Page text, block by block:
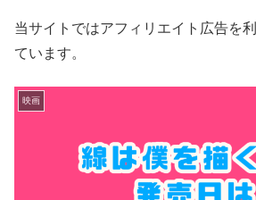
当サイトではアフィリエイト広告を
ています。
映画